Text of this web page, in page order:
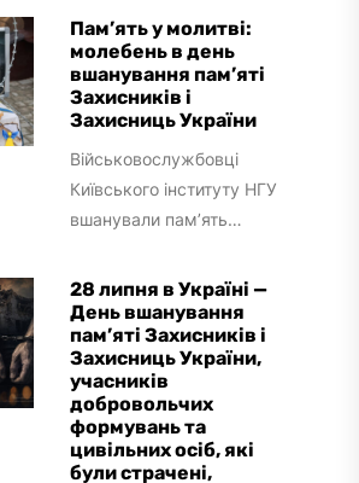
Пам’ять у молитві:
молебень в день
вшанування пам’яті
Захисників і
Захисниць України
Військовослужбовці
Київського інституту НГУ
вшанували пам’ять
України, учасників
добровольчих формувань
та цивільних осіб, які були
страчені, закатовані...
28 липня в Україні —
День вшанування
пам’яті Захисників і
Захисниць України,
учасників
добровольчих
формувань та
цивільних осіб, які
були страчені,